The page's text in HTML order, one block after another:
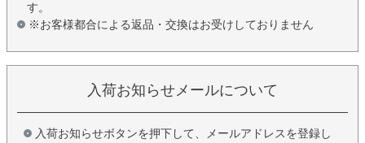
す。
※お客様都合による返品・交換はお受けしておりません
入荷お知らせメールについて
入荷お知らせボタンを押下して、メールアドレスを登録し